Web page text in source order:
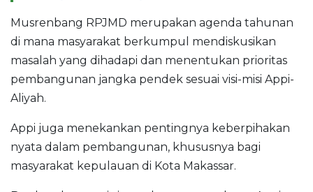
Musrenbang RPJMD merupakan agenda tahunan
di mana masyarakat berkumpul mendiskusikan
masalah yang dihadapi dan menentukan prioritas
pembangunan jangka pendek sesuai visi-misi Appi-
Aliyah.
Appi juga menekankan pentingnya keberpihakan
nyata dalam pembangunan, khususnya bagi
masyarakat kepulauan di Kota Makassar.